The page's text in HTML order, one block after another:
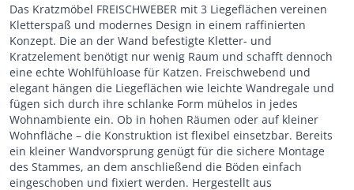
Das Kratzmöbel FREISCHWEBER mit 3 Liegeflächen vereinen
Kletterspaß und modernes Design in einem raffinierten
Konzept. Die an der Wand befestigte Kletter- und
Kratzelement benötigt nur wenig Raum und schafft dennoch
eine echte Wohlfühloase für Katzen. Freischwebend und
elegant hängen die Liegeflächen wie leichte Wandregale und
fügen sich durch ihre schlanke Form mühelos in jedes
Wohnambiente ein. Ob in hohen Räumen oder auf kleiner
Wohnfläche – die Konstruktion ist flexibel einsetzbar. Bereits
ein kleiner Wandvorsprung genügt für die sichere Montage
des Stammes, an dem anschließend die Böden einfach
eingeschoben und fixiert werden. Hergestellt aus